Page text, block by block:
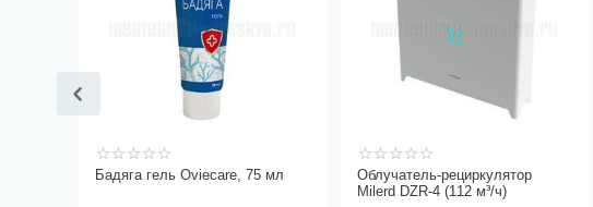
Бадяга гель Oviecare, 75 мл
Облучатель-рециркулятор
Milerd DZR-4 (112 м³/ч)